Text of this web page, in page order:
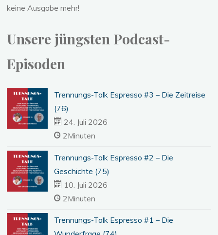
keine Ausgabe mehr!
Unsere jüngsten Podcast-
Episoden
Trennungs-Talk Espresso #3 – Die Zeitreise
(76)
24. Juli 2026
2Minuten
Trennungs-Talk Espresso #2 – Die
Geschichte (75)
10. Juli 2026
2Minuten
Trennungs-Talk Espresso #1 – Die